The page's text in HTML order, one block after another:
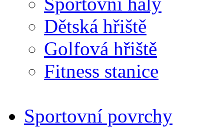
Dětská hřiště
Golfová hřiště
Fitness stanice
Sportovní povrchy